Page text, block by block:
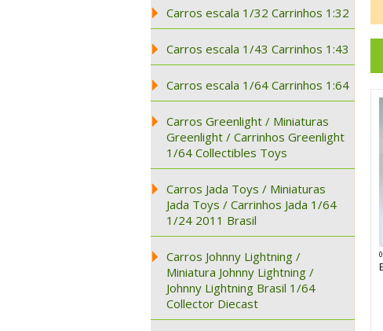
Carros escala 1/32 Carrinhos 1:32
Carros escala 1/43 Carrinhos 1:43
Carros escala 1/64 Carrinhos 1:64
Carros Greenlight / Miniaturas
Greenlight / Carrinhos Greenlight
1/64 Collectibles Toys
Carros Jada Toys / Miniaturas
Jada Toys / Carrinhos Jada 1/64
1/24 2011 Brasil
Carros Johnny Lightning /
Miniatura Johnny Lightning /
Johnny Lightning Brasil 1/64
Collector Diecast